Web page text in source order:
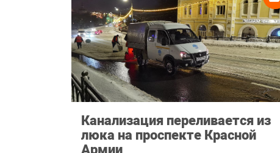
Канализация переливается из
люка на проспекте Красной
Армии